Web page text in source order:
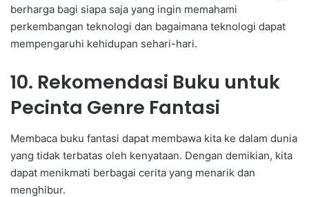
berharga bagi siapa saja yang ingin memahami
perkembangan teknologi dan bagaimana teknologi dapat
mempengaruhi kehidupan sehari-hari.
10. Rekomendasi Buku untuk
Pecinta Genre Fantasi
Membaca buku fantasi dapat membawa kita ke dalam dunia
yang tidak terbatas oleh kenyataan. Dengan demikian, kita
dapat menikmati berbagai cerita yang menarik dan
menghibur.